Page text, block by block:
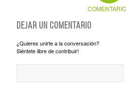
Dejar un comentario
¿Quieres unirte a la conversación?
Siéntete libre de contribuir!